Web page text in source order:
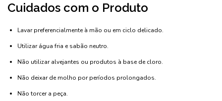
Cuidados com o Produto
Lavar preferencialmente à mão ou em ciclo delicado.
Utilizar água fria e sabão neutro.
Não utilizar alvejantes ou produtos à base de cloro.
Não deixar de molho por períodos prolongados.
Não torcer a peça.